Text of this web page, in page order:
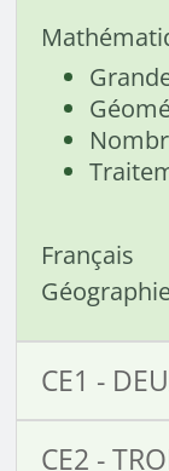
Français
CE1 -
CE2 -